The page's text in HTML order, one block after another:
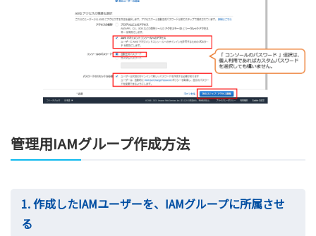
管理用IAMグループ作成方法
1. 作成したIAMユーザーを、IAMグループに所属させ
る